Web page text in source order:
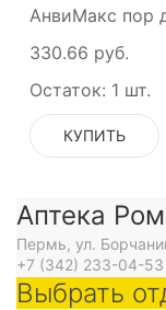
АнвиМакс пор
330.66 руб.
Остаток: 1 шт.
КУПИТЬ
Аптека
Пермь, ул.
+7 (342) 233-04-53
Выбрать